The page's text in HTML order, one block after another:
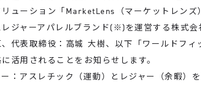
ューション「MarketLens（マーケットレンズ
ジャーアパレルブランド(※)を運営する株式会
代表取締役：高城 大樹、以下「ワールドフィ
活用されることをお知らせします。
：アスレチック（運動）とレジャー（余暇）